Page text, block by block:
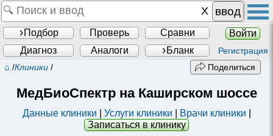
ввод
Подбор Проверь Сравни
Войти
Диагноз
Аналоги Бланк Регистрация
⌂ /Клиники / Поделиться
МедБиоСпектр на Каширском шоссе
Данные клиники Услуги клиники Врачи клиники
Записаться в клинику